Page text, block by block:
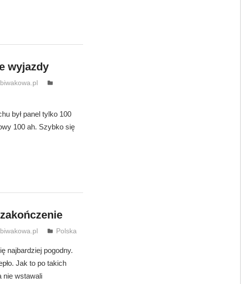
wyjazdy
był panel tylko 100
100 ah. Szybko się
Polska
najbardziej pogodny.
Jak to po takich
nie wstawali